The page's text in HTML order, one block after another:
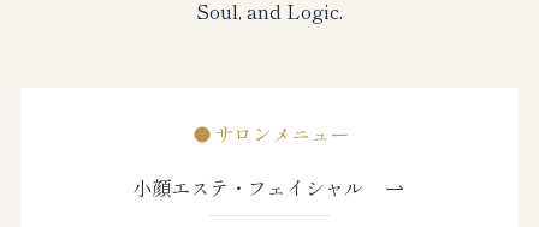
Soul, and Logic.
サロンメニュー
小顔エステ・フェイシャル